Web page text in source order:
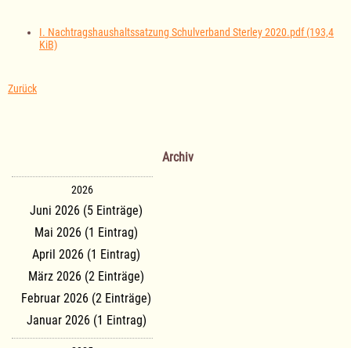
I. Nachtragshaushaltssatzung Schulverband Sterley 2020.pdf(193,4
KiB)
Zurück
Archiv
2026
Juni 2026 (5 Einträge)
Mai 2026 (1 Eintrag)
April 2026 (1 Eintrag)
März 2026 (2 Einträge)
Februar 2026 (2 Einträge)
Januar 2026 (1 Eintrag)